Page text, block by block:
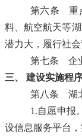
第六条 重
料、航空航天等
潜力大，履行社会
第七条 企
三、
建设实施程
第八条 湖
1.自愿申报
设信息服务平台